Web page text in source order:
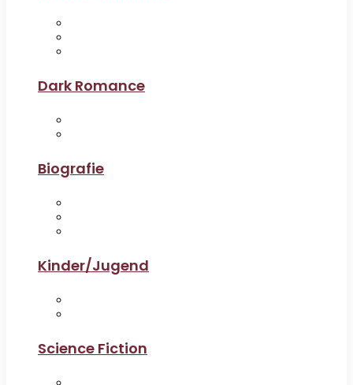
Dark Romance
Biografie
Kinder/Jugend
Science Fiction